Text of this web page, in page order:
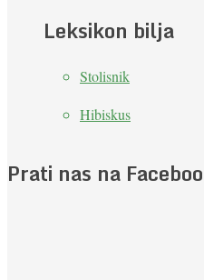
Leksikon bilja
Stolisnik
Hibiskus
Prati nas na